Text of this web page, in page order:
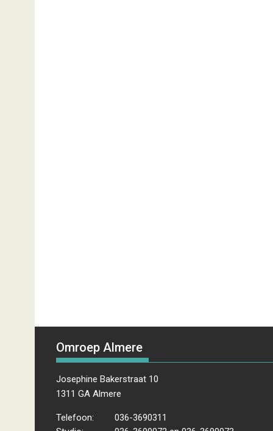
Omroep Almere
Josephine Bakerstraat 10
1311 GA Almere
Telefoon:
036-3690311